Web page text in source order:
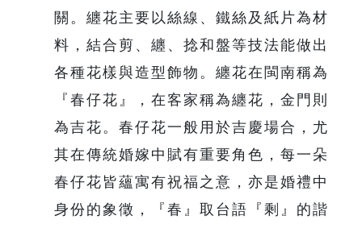
關。纏花主要以絲線、鐵絲及紙片為材
料，結合剪、纏、捻和盤等技法能做出
各種花樣與造型飾物。纏花在閩南稱為
『春仔花』，在客家稱為纏花，金門則
為吉花。春仔花一般用於吉慶場合，尤
其在傳統婚嫁中賦有重要角色，每一朵
春仔花皆蘊寓有祝福之意，亦是婚禮中
身份的象徵，『春』取台語『剩』的諧